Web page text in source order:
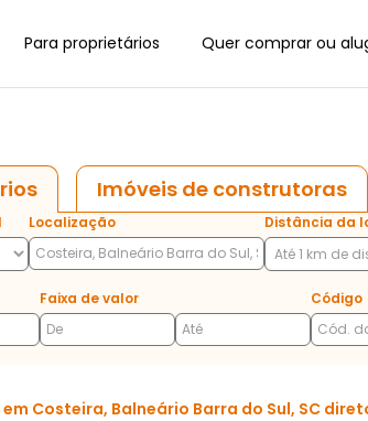
Para proprietários Quer comprar ou
Imóveis de construtoras
Localização Distância da
Faixa de valor Código
Costeira, Balneário Barra do Sul, SC